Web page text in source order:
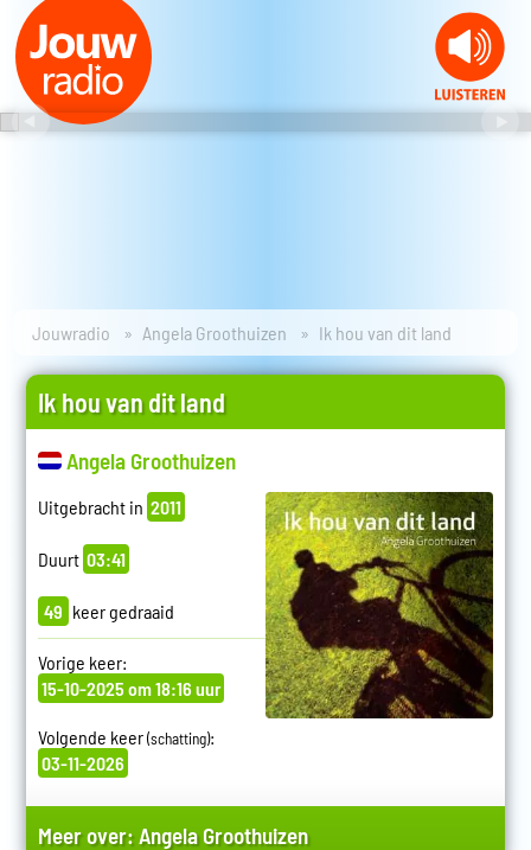
Jouwradio Angela Groothuizen Ik hou van dit land
Ik hou van dit land
Angela Groothuizen
Uitgebracht in 2011
Duurt 03:41
49 keer gedraaid
Vorige keer:
15-10-2025 om 18:16 uur
Volgende keer(schatting):
03-11-2026
Meer over: Angela Groothuizen